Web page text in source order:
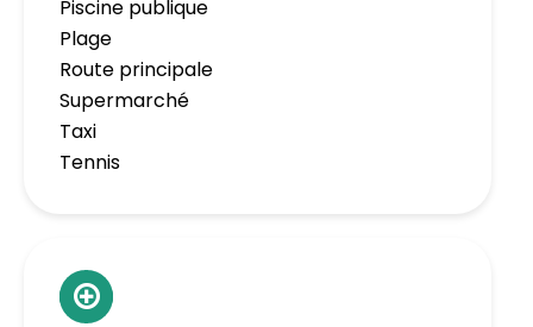
Piscine publique
Plage
Route principale
Supermarché
Taxi
Tennis